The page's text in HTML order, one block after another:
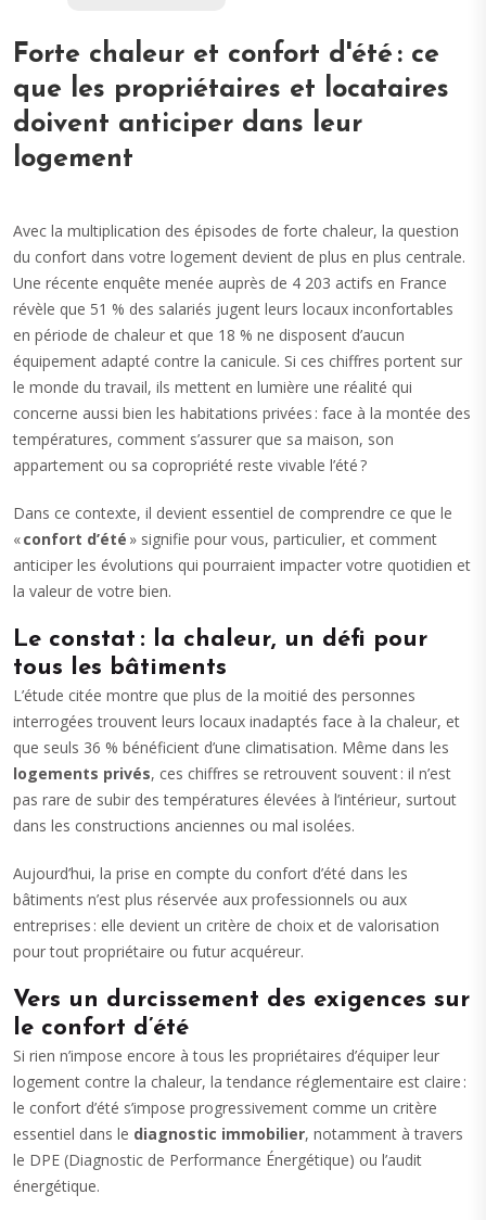
Forte chaleur et confort d'été : ce
que les propriétaires et locataires
doivent anticiper dans leur
logement
Avec la multiplication des épisodes de forte chaleur, la question
du confort dans votre logement devient de plus en plus centrale.
Une récente enquête menée auprès de 4 203 actifs en France
révèle que 51 % des salariés jugent leurs locaux inconfortables
en période de chaleur et que 18 % ne disposent d’aucun
équipement adapté contre la canicule. Si ces chiffres portent sur
le monde du travail, ils mettent en lumière une réalité qui
concerne aussi bien les habitations privées : face à la montée des
températures, comment s’assurer que sa maison, son
appartement ou sa copropriété reste vivable l’été ?
Dans ce contexte, il devient essentiel de comprendre ce que le
«confort d’été » signifie pour vous, particulier, et comment
anticiper les évolutions qui pourraient impacter votre quotidien et
la valeur de votre bien.
Le constat : la chaleur, un défi pour
tous les bâtiments
L’étude citée montre que plus de la moitié des personnes
interrogées trouvent leurs locaux inadaptés face à la chaleur, et
que seuls 36 % bénéficient d’une climatisation. Même dans les
logements privés, ces chiffres se retrouvent souvent : il n’est
pas rare de subir des températures élevées à l’intérieur, surtout
dans les constructions anciennes ou mal isolées.
Aujourd’hui, la prise en compte du confort d’été dans les
bâtiments n’est plus réservée aux professionnels ou aux
entreprises : elle devient un critère de choix et de valorisation
pour tout propriétaire ou futur acquéreur.
Vers un durcissement des exigences sur
le confort d’été
Si rien n’impose encore à tous les propriétaires d’équiper leur
logement contre la chaleur, la tendance réglementaire est claire :
le confort d’été s’impose progressivement comme un critère
essentiel dans le diagnostic immobilier, notamment à travers
le DPE (Diagnostic de Performance Énergétique) ou l’audit
énergétique.